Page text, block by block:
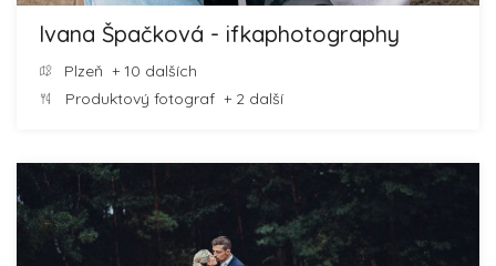
Ivana Špačková - ifkaphotography
Plzeň + 10 dalších
Produktový fotograf + 2 další